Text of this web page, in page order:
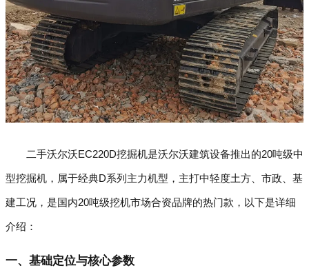
二手沃尔沃EC220D挖掘机是沃尔沃建筑设备推出的20吨级中
型挖掘机，属于经典D系列主力机型，主打中轻度土方、市政、基
建工况，是国内20吨级挖机市场合资品牌的热门款，以下是详细
介绍：
一、基础定位与核心参数